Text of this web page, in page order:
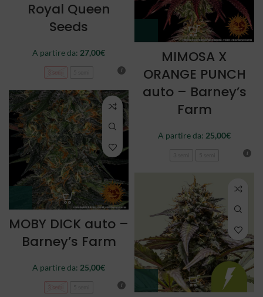
Royal Queen
Seeds
A partire da: 27,00€
3 semi
MIMOSA X
ORANGE PUNCH
auto – Barney’s
Farm
A partire da: 25,00€
MOBY DICK auto –
Barney’s Farm
A partire da: 25,00€
3 semi